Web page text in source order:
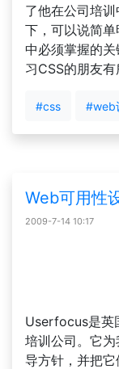
了他在公司培
下，可以说简
中必须掌握的
习CSS的朋友有
#css #web
Web可用性
2009-7-14 10:17
Userfocus是英
培训公司。它
导方针，并把